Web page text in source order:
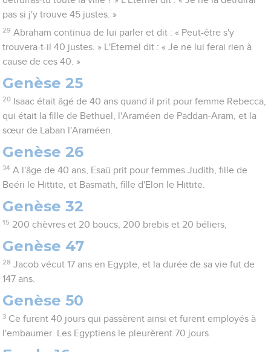
pas si j'y trouve 45 justes. »
29 Abraham continua de lui parler et dit : « Peut-être s'y
trouvera-t-il 40 justes. » L'Eternel dit : « Je ne lui ferai rien à
cause de ces 40. »
Genèse 25
20
Isaac était âgé de 40 ans quand il prit pour femme Rebecca,
qui était la fille de Bethuel, l'Araméen de Paddan-Aram, et la
sœur de Laban l'Araméen.
Genèse 26
34 A l'âge de 40 ans, Esaü prit pour femmes Judith, fille de
Beéri le Hittite, et Basmath, fille d'Elon le Hittite.
Genèse 32
15 200 chèvres et 20 boucs, 200 brebis et 20 béliers,
Genèse 47
28 Jacob vécut 17 ans en Egypte, et la durée de sa vie fut de
147 ans.
Genèse 50
3 Ce furent 40 jours qui passèrent ainsi et furent employés à
l'embaumer. Les Egyptiens le pleurèrent 70 jours.